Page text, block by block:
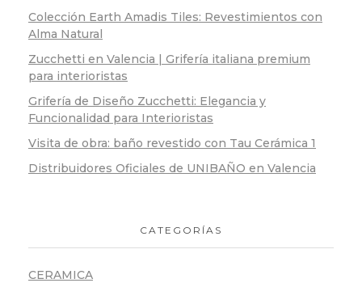
Colección Earth Amadis Tiles: Revestimientos con
Alma Natural
Zucchetti en Valencia | Grifería italiana premium
para interioristas
Grifería de Diseño Zucchetti: Elegancia y
Funcionalidad para Interioristas
Visita de obra: baño revestido con Tau Cerámica 1
Distribuidores Oficiales de UNIBAÑO en Valencia
CATEGORÍAS
CERAMICA